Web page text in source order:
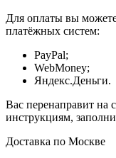
Для оплаты вы
платёжных систем:
PayPal;
WebMoney;
Яндекс.Деньги.
Вас перенаправит на
инструкциям,
Доставка по Москве